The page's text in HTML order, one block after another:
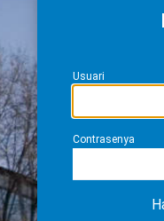
Usuari
Contrasenya